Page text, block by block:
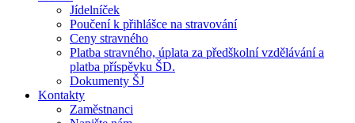
Jídelníček
Poučení k přihlášce na stravování
Ceny stravného
Platba stravného, úplata za předškolní vzdělávání a
platba příspěvku ŠD.
Dokumenty ŠJ
Kontakty
Zaměstnanci